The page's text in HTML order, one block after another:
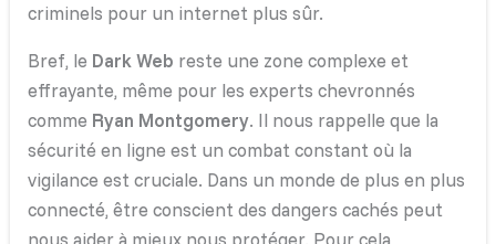
criminels pour un internet plus sûr.
Bref, le Dark Web reste une zone complexe et
effrayante, même pour les experts chevronnés
comme Ryan Montgomery. Il nous rappelle que la
sécurité en ligne est un combat constant où la
vigilance est cruciale. Dans un monde de plus en plus
connecté, être conscient des dangers cachés peut
nous aider à mieux nous protéger. Pour cela,